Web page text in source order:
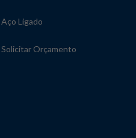
Aço Ligado
Solicitar Orçamento